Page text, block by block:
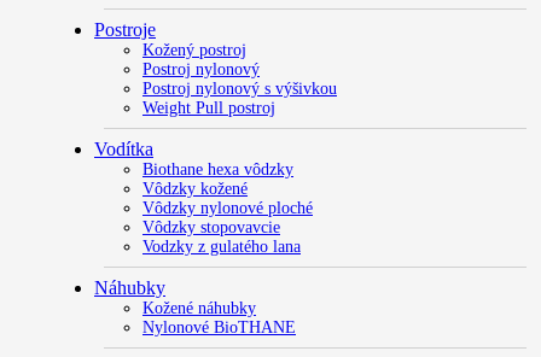
Postroje
Kožený postroj
Postroj nylonový
Postroj nylonový s výšivkou
Weight Pull postroj
Vodítka
Biothane hexa vôdzky
Vôdzky kožené
Vôdzky nylonové ploché
Vôdzky stopovavcie
Vodzky z gulatého lana
Náhubky
Kožené náhubky
Nylonové BioTHANE